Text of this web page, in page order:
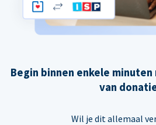
Begin binnen enkele
van
Wil je dit allemaal